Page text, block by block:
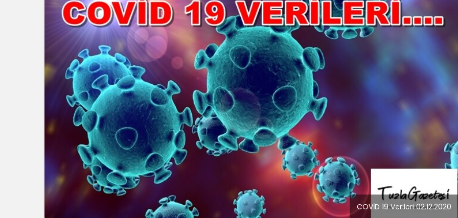
COVİD 19 Verileri 02.12.2020
Blog
Dizüstü Bilgisayar
Seçiminde Performans
Blog
İstanbul Anadolu Yakası
Temizlik Hizmetleri